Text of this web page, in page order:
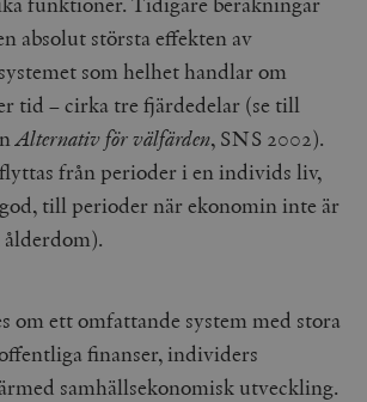
absolut största effekten av
som helhet handlar om
tid – cirka tre fjärdedelar (se till
Alternativ för välfärden, SNS 2002).
från perioder i en individs liv,
till perioder när ekonomin inte är
om ett omfattande system med stora
finanser, individers
samhällsekonomisk utveckling.